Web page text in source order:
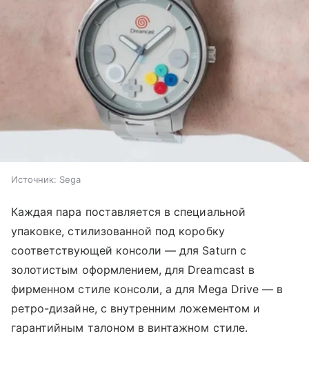
Источник: Sega
Каждая пара поставляется в специальной
упаковке, стилизованной под коробку
соответствующей консоли — для Saturn с
золотистым оформлением, для Dreamcast в
фирменном стиле консоли, а для Mega Drive — в
ретро-дизайне, с внутренним ложементом и
гарантийным талоном в винтажном стиле.